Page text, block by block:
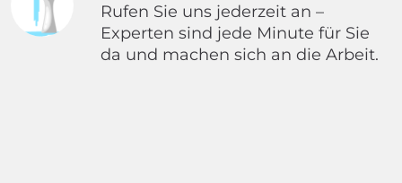
Rufen Sie uns jederzeit an –
Experten sind jede Minute für Sie
da und machen sich an die Arbeit.